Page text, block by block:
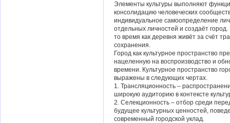
Элементы культуры выполняют
консолидацию человеческих
индивидуальное самоопределение
отдельных личностей и создаёт
то время как деревня живёт за счёт
сохранения.
Город как культурное пространство
нацеленную на воспроизводство и
времени. Культурное пространство
выражены в следующих чертах.
1. Трансляционность –
широкую аудиторию в контексте
2. Селекционность – отбор среди
будущее культурных ценностей,
современный городской уклад.